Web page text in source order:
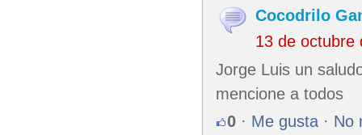
Cocodrilo
13 de octubre
Jorge Luis un
mencione a todos
0 · Me gusta · No